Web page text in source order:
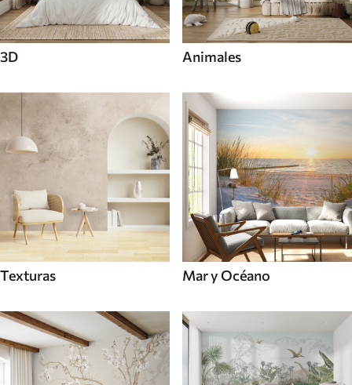
3D Animales
Texturas Mar y Océano